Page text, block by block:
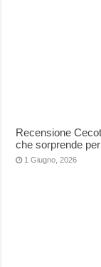
Recensione
che sorprende
1 Giugno, 2026